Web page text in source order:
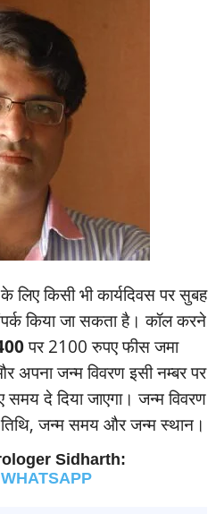
लिए किसी भी कार्यदिवस पर सुबह
किया जा सकता है। कॉल करने
पर 2100 रुपए फीस जमा
अपना जन्‍म विवरण इसी नम्‍बर पर
दे दिया जाएगा। जन्‍म विवरण
तिथि, जन्‍म समय और जन्‍म स्‍थान।
Sidharth:
WHATSAPP